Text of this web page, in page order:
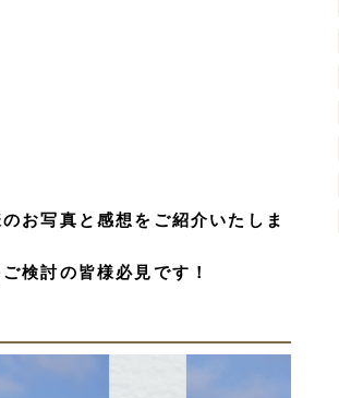
お写真と感想をご紹介いたしま
検討の皆様必見です！